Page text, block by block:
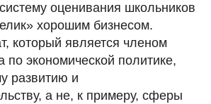
оценивания школьников
хорошим бизнесом.
который является членом
по экономической политике,
развитию и
а не, к примеру, сферы